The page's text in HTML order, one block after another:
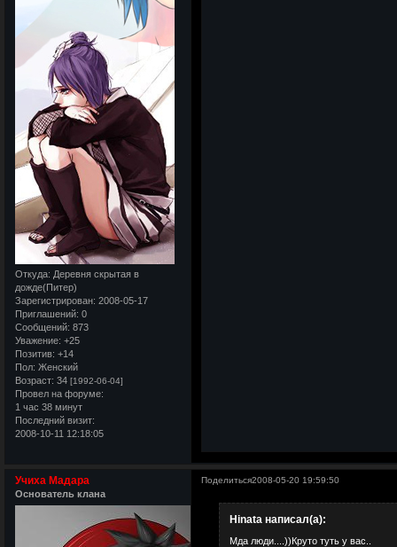
Откуда: Деревня скрытая в
дожде(Питер)
Зарегистрирован: 2008-05-17
Приглашений: 0
Сообщений: 873
Уважение: +25
Позитив: +14
Пол: Женский
Возраст: 34 [1992-06-04]
Провел на форуме:
1 час 38 минут
Последний визит:
2008-10-11 12:18:05
Поделиться2008-05-20 19:59:50
Учиха Мадара
Основатель клана
Hinata написал(а):
Мда люди....))Круто туть у вас..